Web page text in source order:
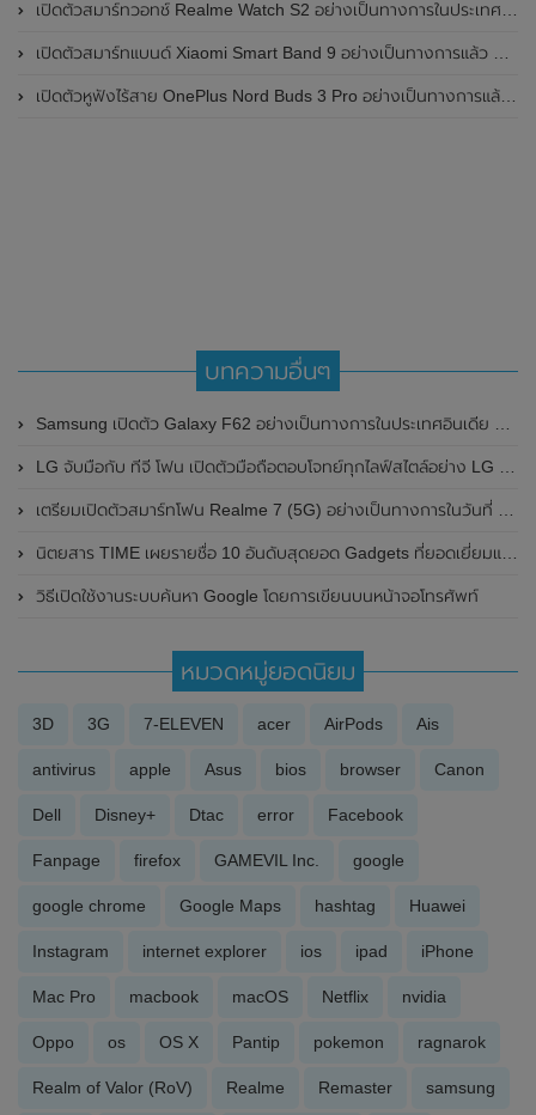
เปิดตัวสมาร์ทวอทช์ Realme Watch S2 อย่างเป็นทางการในประเทศอินเดีย มาพร้อมตัวเรือนสแตนเลสสตีล , หน้าจอแสดงผล AMOLED ขนาด 1.43 นิ้ว , แบตเตอรี่ขนาดใหญ่ใช้งานได้นาน 20 วัน และรองรับคำสั่งเสียง Super AI Engine ที่ขับเคลื่อนโดย ChatGPT
เปิดตัวสมาร์ทแบนด์ Xiaomi Smart Band 9 อย่างเป็นทางการแล้ว มาพร้อมหน้าจอ AMOLED ขนาด 1.62 นิ้ว , ตัวเรือนเป็นโลหะ และแบตเตอรี่สุดอึดสามารถใช้งานได้นานถึง 21 วัน
เปิดตัวหูฟังไร้สาย OnePlus Nord Buds 3 Pro อย่างเป็นทางการแล้ว มาพร้อมระบบตัดเสียงรบกวน (ANC) สามารถลดเสียงรบกวนได้ 49dB และแบตเตอรี่สุดอึดใช้งานได้นานสูงสุดถึง 44 ชั่วโมง
บทความอื่นๆ
Samsung เปิดตัว Galaxy F62 อย่างเป็นทางการในประเทศอินเดีย มาพร้อมกับชิปเซ็ต Exynos 9825 และแบตเตอรี่ 7,000 mAh ในราคาเป็นมิตรเริ่มต้นไม่ถึงหมื่น
LG จับมือกับ ทีจี โฟน เปิดตัวมือถือตอบโจทย์ทุกไลฟ์สไตล์อย่าง LG G5SE และ LG Stylus 2
เตรียมเปิดตัวสมาร์ทโฟน Realme 7 (5G) อย่างเป็นทางการในวันที่ 19 พฤศจิกายน 2020 นี้ที่อังกฤษ
นิตยสาร TIME เผยรายชื่อ 10 อันดับสุดยอด Gadgets ที่ยอดเยี่ยมแห่งทศวรรษ
วิธีเปิดใช้งานระบบค้นหา Google โดยการเขียนบนหน้าจอโทรศัพท์
หมวดหมู่ยอดนิยม
3D 3G 7-ELEVEN acer AirPods Ais
antivirus apple Asus bios browser Canon
Dell Disney+ Dtac error Facebook
Fanpage firefox GAMEVIL Inc. google
google chrome Google Maps hashtag Huawei
Instagram internet explorer ios ipad iPhone
Mac Pro macbook macOS Netflix nvidia
Oppo os OS X Pantip pokemon ragnarok
Realm of Valor (RoV) Realme Remaster samsung